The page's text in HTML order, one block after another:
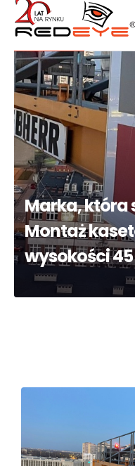
Marka, która
Montaż
wysokości